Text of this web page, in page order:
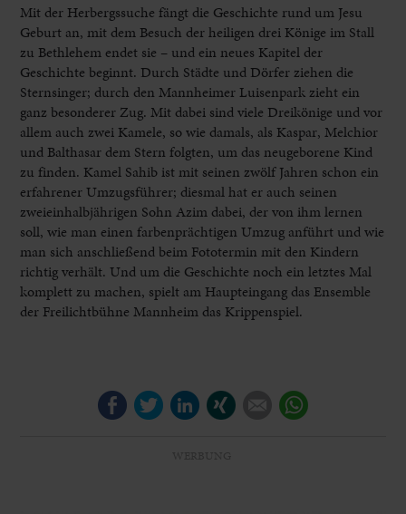
Mit der Herbergssuche fängt die Geschichte rund um Jesu
Geburt an, mit dem Besuch der heiligen drei Könige im Stall
zu Bethlehem endet sie – und ein neues Kapitel der
Geschichte beginnt. Durch Städte und Dörfer ziehen die
Sternsinger; durch den Mannheimer Luisenpark zieht ein
ganz besonderer Zug. Mit dabei sind viele Dreikönige und vor
allem auch zwei Kamele, so wie damals, als Kaspar, Melchior
und Balthasar dem Stern folgten, um das neugeborene Kind
zu finden. Kamel Sahib ist mit seinen zwölf Jahren schon ein
erfahrener Umzugsführer; diesmal hat er auch seinen
zweieinhalbjährigen Sohn Azim dabei, der von ihm lernen
soll, wie man einen farbenprächtigen Umzug anführt und wie
man sich anschließend beim Fototermin mit den Kindern
richtig verhält. Und um die Geschichte noch ein letztes Mal
komplett zu machen, spielt am Haupteingang das Ensemble
der Freilichtbühne Mannheim das Krippenspiel.
FacebookTwitterLinkedIn E-mail